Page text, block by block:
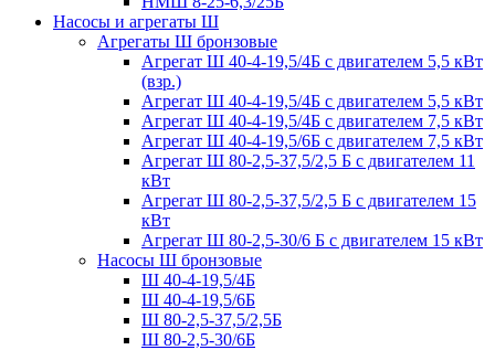
Насосы и агрегаты Ш
Агрегаты Ш бронзовые
Агрегат Ш 40-4-19,5/4Б с двигателем 5,5 кВт
(взр.)
Агрегат Ш 40-4-19,5/4Б с двигателем 5,5 кВт
Агрегат Ш 40-4-19,5/4Б с двигателем 7,5 кВт
Агрегат Ш 40-4-19,5/6Б с двигателем 7,5 кВт
Агрегат Ш 80-2,5-37,5/2,5 Б с двигателем 11
кВт
Агрегат Ш 80-2,5-37,5/2,5 Б с двигателем 15
кВт
Агрегат Ш 80-2,5-30/6 Б с двигателем 15 кВт
Насосы Ш бронзовые
Ш 40-4-19,5/4Б
Ш 40-4-19,5/6Б
Ш 80-2,5-37,5/2,5Б
Ш 80-2,5-30/6Б